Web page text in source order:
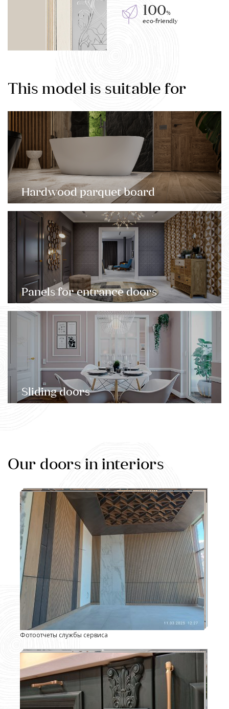
100%
eco-friendly
This model is suitable for
Hardwood parquet board
Panels for entrance doors
Sliding doors
Our doors in interiors
Фотоотчеты службы сервиса